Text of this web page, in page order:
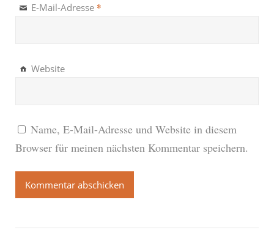
E-Mail-Adresse *
Website
Name, E-Mail-Adresse und Website in diesem
Browser für meinen nächsten Kommentar speichern.